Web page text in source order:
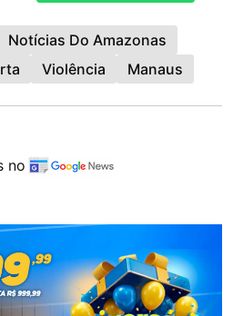
Notícias Do Amazonas
Violência Manaus
no